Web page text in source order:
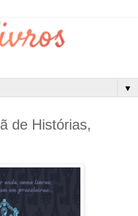
▼
de Histórias,